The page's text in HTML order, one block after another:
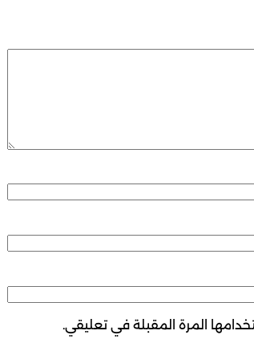
المرة المقبلة في تعليقي.